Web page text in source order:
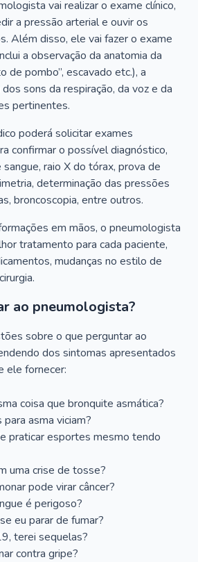
vai realizar o exame clínico,
a pressão arterial e ouvir os
Além disso, ele vai fazer o exame
a observação da anatomia da
de pombo”, escavado etc.), a
sons da respiração, da voz e da
pertinentes.
poderá solicitar exames
confirmar o possível diagnóstico,
raio X do tórax, prova de
determinação das pressões
broncoscopia, entre outros.
em mãos, o pneumologista
tratamento para cada paciente,
mudanças no estilo de
ao pneumologista?
sobre o que perguntar ao
dos sintomas apresentados
ele fornecer:
coisa que bronquite asmática?
asma viciam?
praticar esportes mesmo tendo
uma crise de tosse?
pode virar câncer?
é perigoso?
eu parar de fumar?
terei sequelas?
contra gripe?